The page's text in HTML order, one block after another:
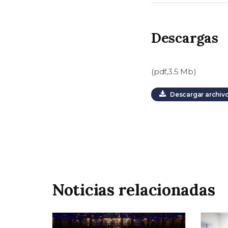
Descargas
(pdf,3.5 Mb)
Descargar
Noticias relacionadas